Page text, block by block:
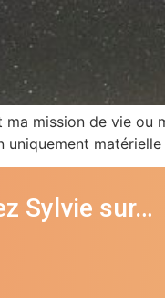
ma mission de vie ou
uniquement
Sylvie sur…